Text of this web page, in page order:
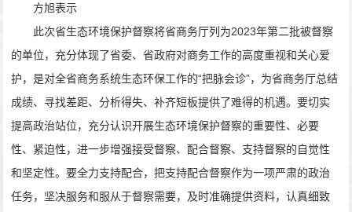
方旭表示
此次省生态环境保护督察将省商务厅列为2023年第二批被督察
的单位，充分体现了省委、省政府对商务工作的高度重视和关心爱
护，是对全省商务系统生态环保工作的“把脉会诊”，为省商务厅总结
成绩、寻找差距、分析得失、补齐短板提供了难得的机遇。要切实
提高政治站位，充分认识开展生态环境保护督察的重要性、必要
性、紧迫性，进一步增强接受督察、配合督察、支持督察的自觉性
和坚定性。要全力支持配合，把支持配合督察作为一项严肃的政治
任务，坚决服务和服从于督察需要，及时准确提供资料，认真细致